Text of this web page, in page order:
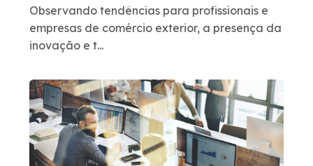
Observando tendências para profissionais e
empresas de comércio exterior, a presença da
inovação e t...